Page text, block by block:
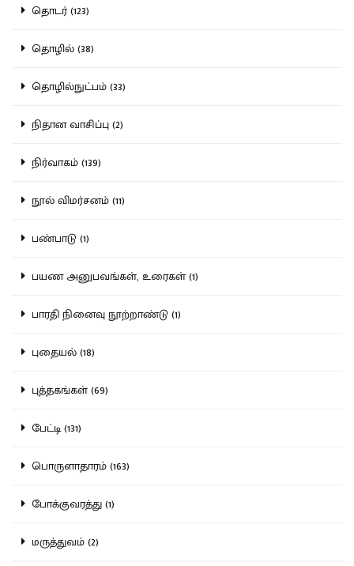
தொடர் (123)
தொழில் (38)
தொழில்நுட்பம் (33)
நிதான வாசிப்பு (2)
நிர்வாகம் (139)
நூல் விமர்சனம் (11)
பண்பாடு (1)
பயண அனுபவங்கள், உரைகள் (1)
பாரதி நினைவு நூற்றாண்டு (1)
புதையல் (18)
புத்தகங்கள் (69)
பேட்டி (131)
பொருளாதாரம் (163)
போக்குவரத்து (1)
மருத்துவம் (2)